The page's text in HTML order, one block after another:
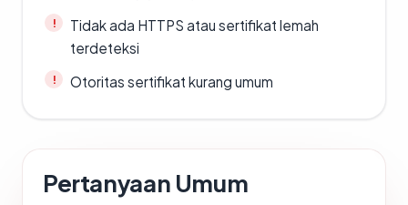
Tidak ada HTTPS atau sertifikat lemah
terdeteksi
Otoritas sertifikat kurang umum
Pertanyaan Umum